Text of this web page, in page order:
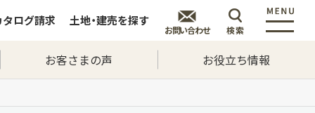
タログ請求 土地・建売を探す
お問い合わせ 検索
お客さまの声 お役立ち情報